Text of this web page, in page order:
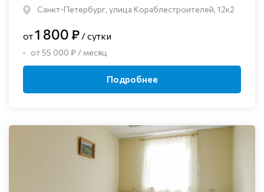
Санкт-Петербург, улица Кораблестроителей, 12к2
от1 800 ₽ / сутки
от 55 000 ₽ / месяц
Подробнее